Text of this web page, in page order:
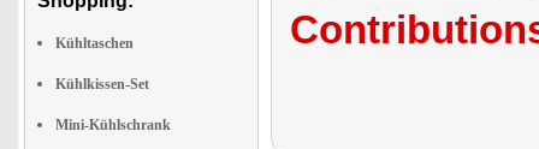
Kühltaschen
Kühlkissen-Set
Mini-Kühlschrank